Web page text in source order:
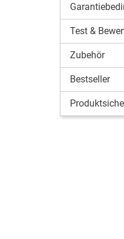
Test &
Zubehör
Bestseller